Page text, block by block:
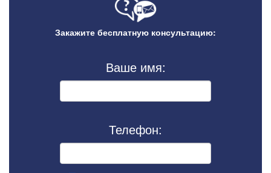
Закажите бесплатную консультацию:
Ваше имя:
Телефон: